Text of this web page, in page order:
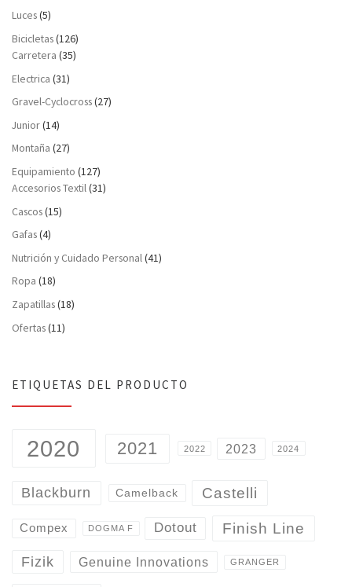
Luces(5)
Bicicletas(126)
Carretera (35)
Electrica (31)
Gravel-Cyclocross(27)
Junior(14)
Montaña (27)
Equipamiento (127)
Accesorios Textil(31)
Cascos(15)
Gafas(4)
Nutrición y Cuidado Personal(41)
Ropa (18)
Zapatillas(18)
Ofertas(11)
ETIQUETAS DEL PRODUCTO
2020 2021 2022 2023 2024
Blackburn Camelback Castelli
Compex DOGMA F Dotout Finish Line
Fizik Genuine Innovations GRANGER